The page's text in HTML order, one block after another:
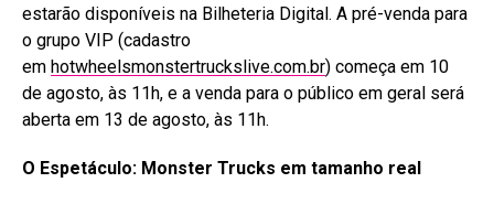
estarão disponíveis na Bilheteria Digital. A pré-venda para
o grupo VIP (cadastro
em hotwheelsmonstertruckslive.com.br) começa em 10
de agosto, às 11h, e a venda para o público em geral será
aberta em 13 de agosto, às 11h.
O Espetáculo: Monster Trucks em tamanho real